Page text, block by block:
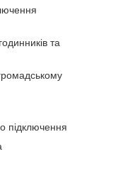
та
підключення